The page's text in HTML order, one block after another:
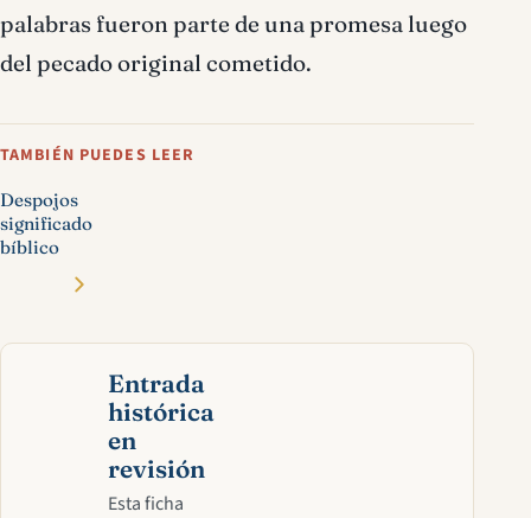
palabras fueron parte de una promesa luego
del pecado original cometido.
TAMBIÉN PUEDES LEER
Despojos
significado
bíblico
Entrada
histórica
en
revisión
Esta ficha